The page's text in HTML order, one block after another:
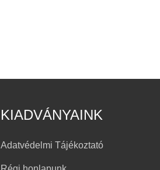
KIADVÁNYAINK
Adatvédelmi Tájékoztató